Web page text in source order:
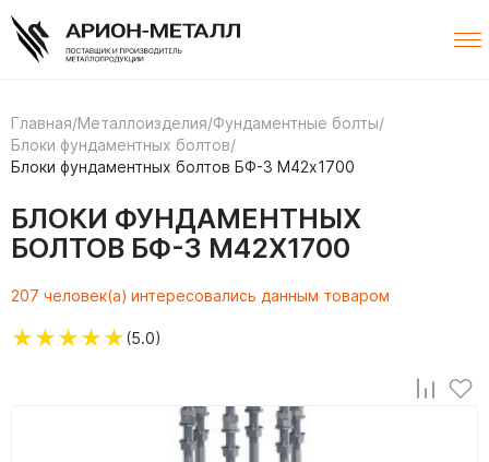
Главная/Металлоизделия/Фундаментные болты/
Блоки фундаментных болтов/
Блоки фундаментных болтов БФ-3 М42х1700
БЛОКИ ФУНДАМЕНТНЫХ
БОЛТОВ БФ-3 М42Х1700
207 человек(а) интересовались данным товаром
★★★★★(5.0)